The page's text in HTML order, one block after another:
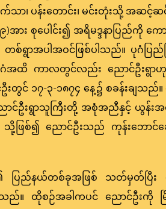
ပန်းတောင်း၊ မင်းတုံးသို့ အဆင့်ဆင့်
ား စုပေါင်း၍ အရိမဒ္ဒနာပြည်ကို က
ာအပါအဝင်ဖြစ်ပါသည်။ ပုဂံပြည်
အထိ ကာလတွင်လည်း ညောင်ဦးရွာဟု
င် ၁၇-၃-၁၈၇၄ နေ့၌ စခန်းချသည်
ောင်ဦးရွာသူကြီးတို့ အစုံအညီနှင့် ယွန်
စ်၍ ညောင်ဦးသည် ကုန်းဘောင်ခ
ပြည်နယ်တစ်ခုအဖြစ် သတ်မှတ်ပြီး
သည်။ ထိုစဉ်အခါကပင် ညောင်ဦး